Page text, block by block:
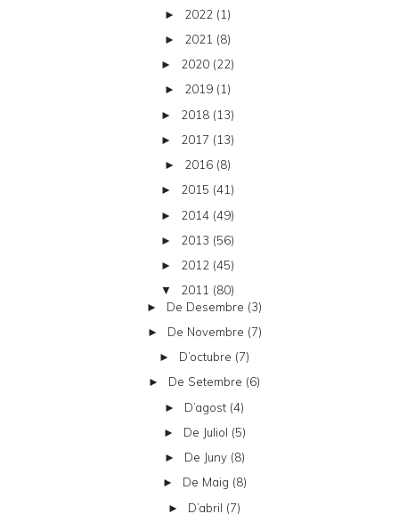
► 2022 (1)
► 2021 (8)
► 2020 (22)
► 2019 (1)
► 2018 (13)
► 2017 (13)
► 2016 (8)
► 2015 (41)
► 2014 (49)
► 2013 (56)
► 2012 (45)
▼ 2011 (80)
► De Desembre (3)
► De Novembre (7)
► D’octubre (7)
► De Setembre (6)
► D’agost (4)
► De Juliol (5)
► De Juny (8)
► De Maig (8)
► D’abril (7)